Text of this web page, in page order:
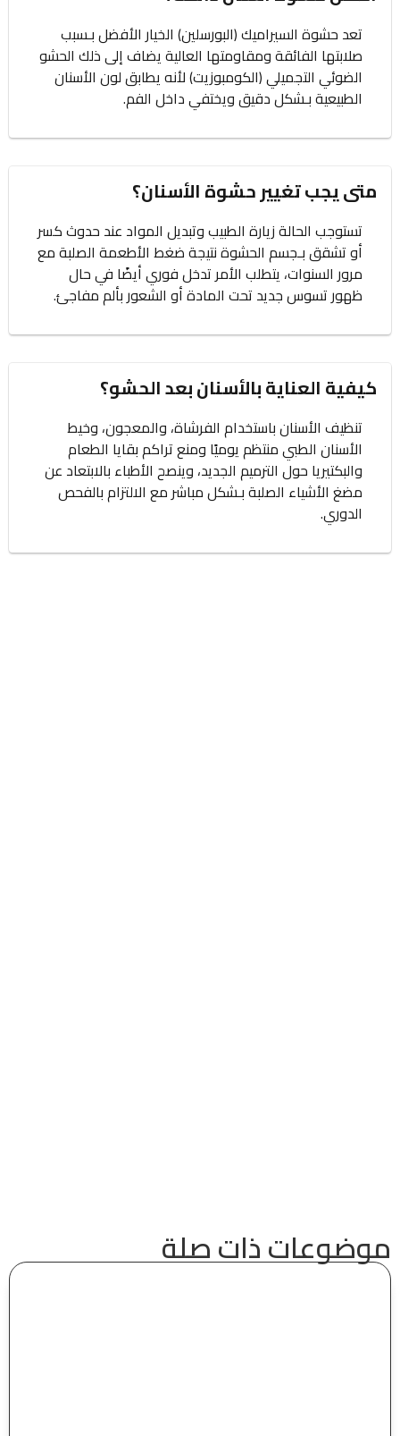
تعد حشوة السيراميك (البورسلين) الخيار الأفضل بـسبب
صلابتها الفائقة ومقاومتها العالية يضاف إلى ذلك الحشو
الضوئي التجميلي (الكومبوزيت) لأنه يطابق لون الأسنان
الطبيعية بـشكل دقيق ويختفي داخل الفم.
متى يجب تغيير حشوة الأسنان؟
تستوجب الحالة زيارة الطبيب وتبديل المواد عند حدوث كسر
أو تشقق بـجسم الحشوة نتيجة ضغط الأطعمة الصلبة مع
مرور السنوات، يتطلب الأمر تدخل فوري أيضًا في حال
ظهور تسوس جديد تحت المادة أو الشعور بألم مفاجئ.
كيفية العناية بالأسنان بعد الحشو؟
تنظيف الأسنان باستخدام الفرشاة، والمعجون، وخيط
الأسنان الطبي منتظم يوميًا ومنع تراكم بقايا الطعام
والبكتيريا حول الترميم الجديد، وينصح الأطباء بالابتعاد عن
مضغ الأشياء الصلبة بـشكل مباشر مع الالتزام بالفحص
الدوري.
موضوعات ذات صلة